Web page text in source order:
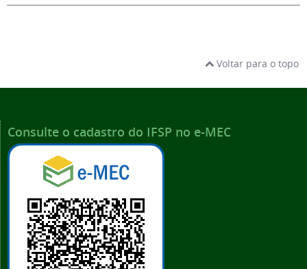
Voltar para o topo
Consulte o cadastro do IFSP no e-MEC